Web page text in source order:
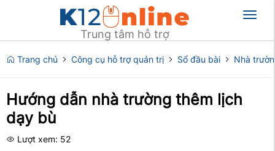
Trung tâm hỗ trợ
Trang chủ Công cụ hỗ trợ quản trị Sổ đầu bài Nhà
Hướng dẫn nhà trường thêm lịch
dạy bù
Lượt xem: 52